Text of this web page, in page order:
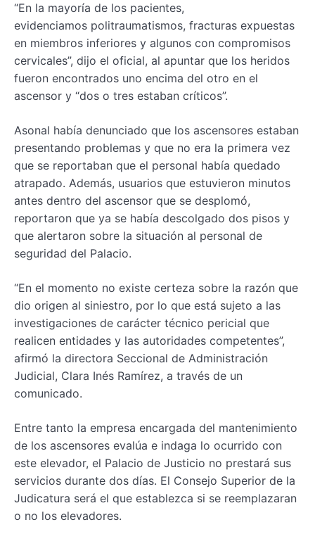
“En la mayoría de los pacientes,
evidenciamos politraumatismos, fracturas expuestas
en miembros inferiores y algunos con compromisos
cervicales”, dijo el oficial, al apuntar que los heridos
fueron encontrados uno encima del otro en el
ascensor y “dos o tres estaban críticos”.
Asonal había denunciado que los ascensores estaban
presentando problemas y que no era la primera vez
que se reportaban que el personal había quedado
atrapado. Además, usuarios que estuvieron minutos
antes dentro del ascensor que se desplomó,
reportaron que ya se había descolgado dos pisos y
que alertaron sobre la situación al personal de
seguridad del Palacio.
“En el momento no existe certeza sobre la razón que
dio origen al siniestro, por lo que está sujeto a las
investigaciones de carácter técnico pericial que
realicen entidades y las autoridades competentes”,
afirmó la directora Seccional de Administración
Judicial, Clara Inés Ramírez, a través de un
comunicado.
Entre tanto la empresa encargada del mantenimiento
de los ascensores evalúa e indaga lo ocurrido con
este elevador, el Palacio de Justicio no prestará sus
servicios durante dos días. El Consejo Superior de la
Judicatura será el que establezca si se reemplazaran
o no los elevadores.